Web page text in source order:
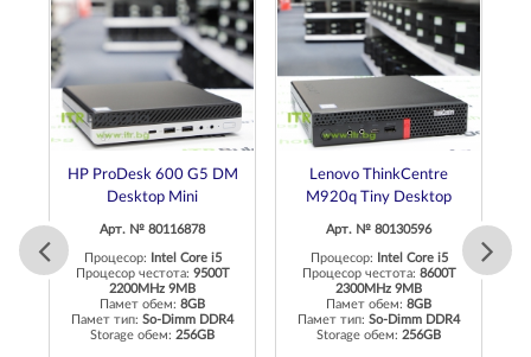
HP ProDesk 600 G5 DM
Desktop Mini
Арт. № 80116878
Процесор:
Intel Core i5
Процесор честота: 9500T
2200MHz 9MB
Памет обем: 8GB
Памет тип: So-Dimm DDR4
Storage обем: 256GB
Lenovo ThinkCentre
M920q Tiny Desktop
Арт. № 80130596
Процесор:
Intel Core i5
Процесор честота: 8600T
2300MHz 9MB
Памет обем: 8GB
Памет тип: So-Dimm DDR4
Storage обем: 256GB